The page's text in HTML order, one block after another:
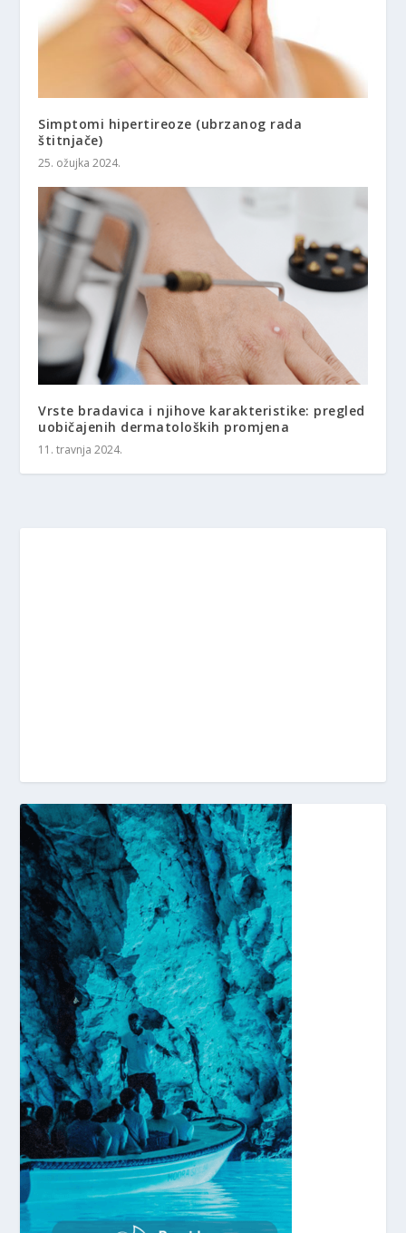
Simptomi hipertireoze (ubrzanog rada
štitnjače)
25. ožujka 2024.
Vrste bradavica i njihove karakteristike: pregled
uobičajenih dermatoloških promjena
11. travnja 2024.